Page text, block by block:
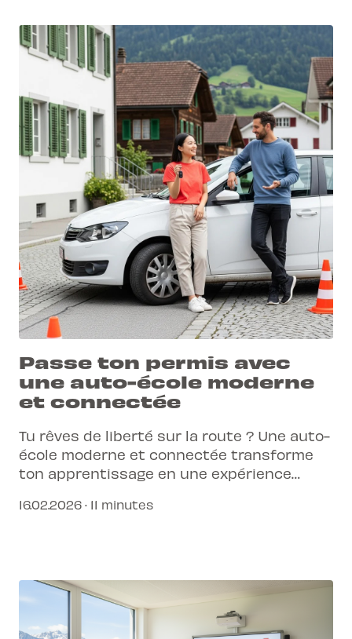
Passe ton permis avec
une auto-école moderne
et connectée
Tu rêves de liberté sur la route ? Une auto-
école moderne et connectée transforme
ton apprentissage en une expérience
Pittet te prépare au permis de conduire de
16.02.2026 · 11 minutes